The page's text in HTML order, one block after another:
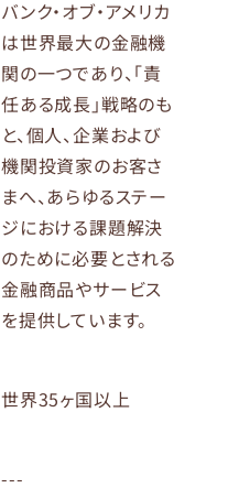
バンク・オブ・アメリカ
は世界最大の金融機
関の一つであり、「責
任ある成長」戦略のも
と、個人、企業および
機関投資家のお客さ
まへ、あらゆるステー
ジにおける課題解決
のために必要とされる
金融商品やサービス
を提供しています。
世界35ヶ国以上
---